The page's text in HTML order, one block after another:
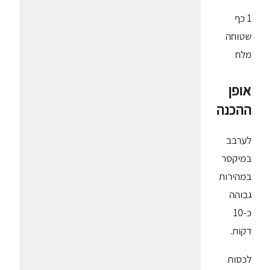
1 כף
שטוחה
מלח
אופן
ההכנה
לערבב
במיקסר
במהירות
גבוהה
כ-10
דקות.
לכסות